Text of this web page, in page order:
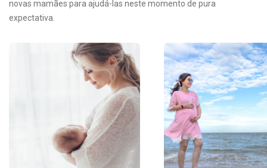
novas mamães para ajudá-las neste momento de pura
expectativa.